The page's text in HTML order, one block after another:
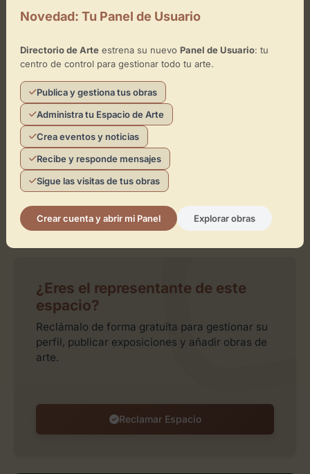
GABINETE DE DIBUJOS
×
Leaflet| ©OpenStreetMapcontributors
Toca el mapa para interactuar
Activar Mapa
¿Eres el representante de este
espacio?
Reclámalo de forma gratuita para gestionar su
perfil, publicar exposiciones y añadir obras de
arte.
Reclamar Espacio
Novedad: Tu Panel de Usuario
Directorio de Arteestrena su nuevo Panel de Usuario: tu
centro de control para gestionar todo tu arte.
Publica y gestiona tus obras
Administra tu Espacio de Arte
Crea eventos y noticias
Recibe y responde mensajes
Sigue las visitas de tus obras
Crear cuenta y abrir mi Panel Explorar obras